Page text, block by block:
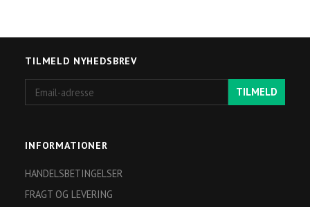
TILMELD NYHEDSBREV
adresse
TILMELD
INFORMATIONER
HANDELSBETINGELSER
FRAGT OG LEVERING